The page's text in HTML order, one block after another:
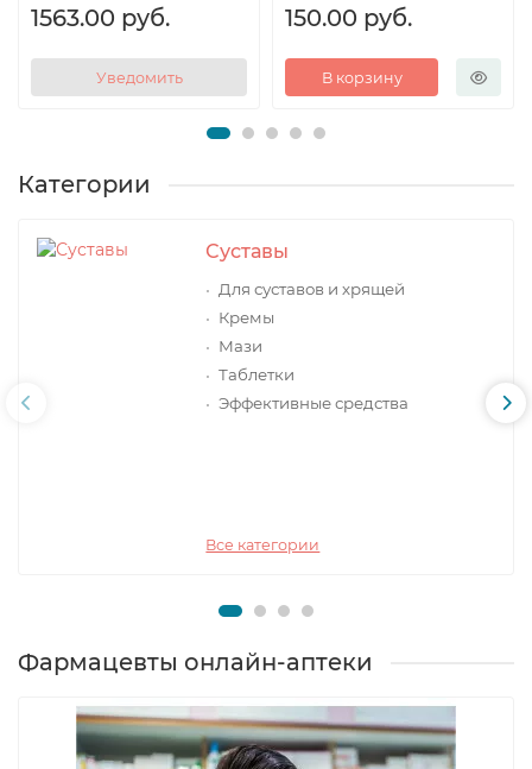
1563.00 руб.
Уведомить
150.00 руб.
В корзину
Категории
Суставы
Для суставов и хрящей
Кремы
Мази
Таблетки
Эффективные средства
Все категории
Фармацевты онлайн-аптеки